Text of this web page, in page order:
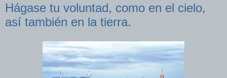
Hágase tu voluntad, como en el cielo,
así también en la tierra.